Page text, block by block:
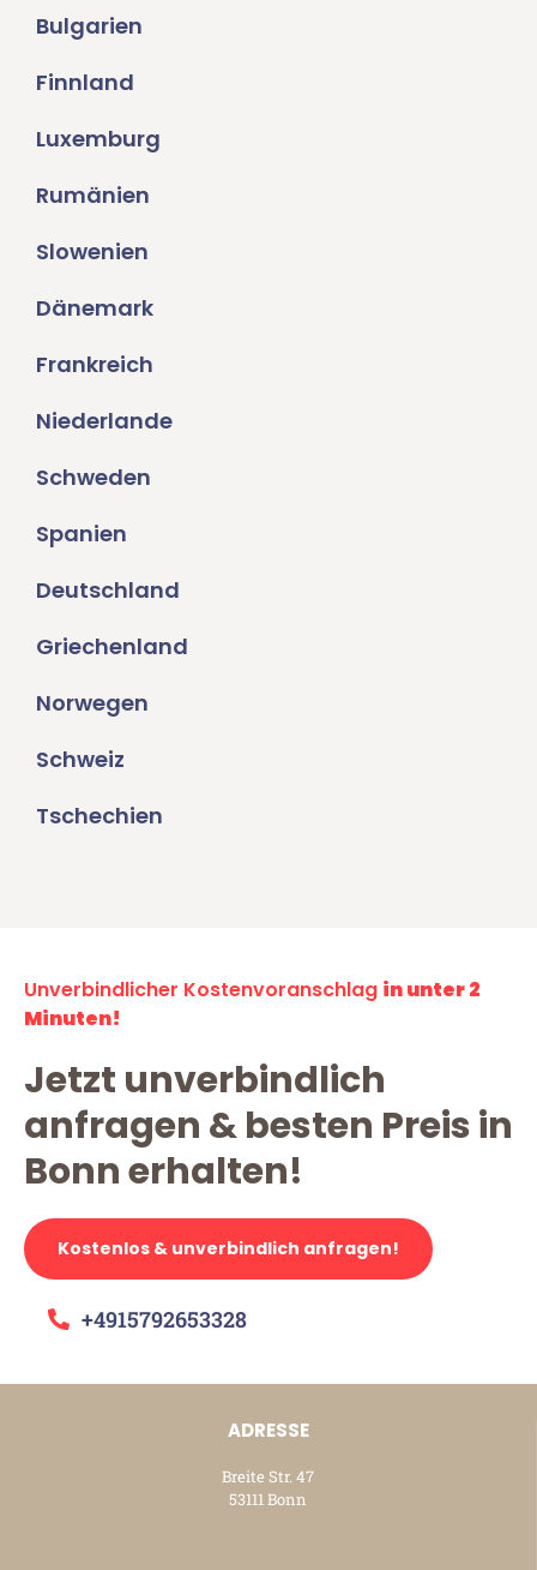
Bulgarien
Finnland
Luxemburg
Rumänien
Slowenien
Dänemark
Frankreich
Niederlande
Schweden
Spanien
Deutschland
Griechenland
Norwegen
Schweiz
Tschechien
Unverbindlicher Kostenvoranschlag in unter 2
Minuten!
Jetzt unverbindlich
anfragen & besten Preis in
Bonn erhalten!
Kostenlos & unverbindlich anfragen!
+4915792653328
ADRESSE
Breite Str. 47
53111 Bonn